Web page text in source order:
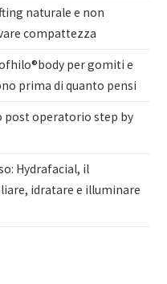
naturale e non
compattezza
per gomiti e
prima di quanto pensi
post operatorio step by
Hydrafacial, il
idratare e illuminare